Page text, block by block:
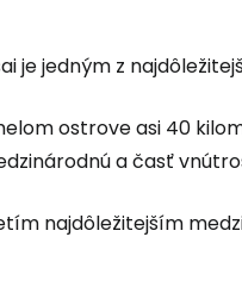
je jedným z
ostrove asi 40
a časť
najdôležitejším